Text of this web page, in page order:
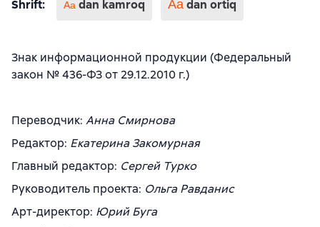
Shrift: Aa dan kamroq Аа dan ortiq
Знак информационной продукции (Федеральный
закон № 436-ФЗ от 29.12.2010 г.)
Переводчик: Анна Смирнова
Редактор: Екатерина Закомурная
Главный редактор: Сергей Турко
Руководитель проекта: Ольга Равданис
Арт-директор: Юрий Буга